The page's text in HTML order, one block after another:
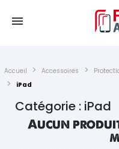
Accueil Accessoires
iPad
Catégorie : iPad
Aucun